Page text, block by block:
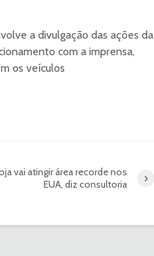
a divulgação das ações da
com a imprensa,
os veículos
vai atingir área recorde nos
EUA, diz consultoria